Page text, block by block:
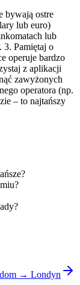
bywają ostre
lub euro)
lub
3. Pamiętaj o
operuje bardzo
z aplikacji
zawyżonych
operatora (np.
– to najtańszy
→ Londyn